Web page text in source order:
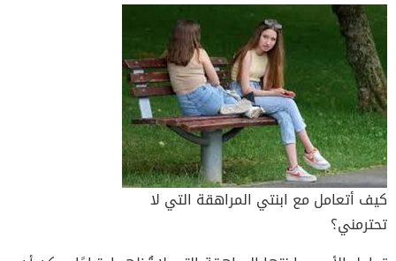
كيف أتعامل مع ابنتي المراهقة التي لا
تحترمني؟